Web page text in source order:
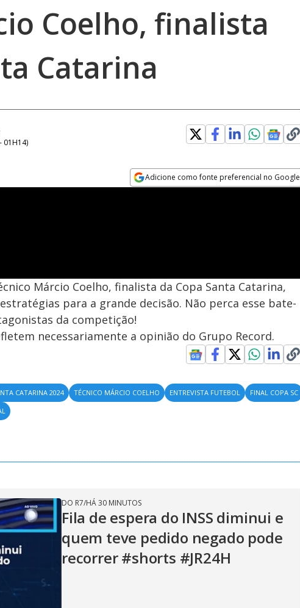
Coelho, finalista
Catarina
01H14)
Adicione como fonte preferencial no Google
Márcio Coelho, finalista da Copa Santa Catarina,
para a grande decisão. Não perca esse bate-
da competição!
necessariamente a opinião do Grupo Record.
CATARINA 2024 TÉCNICO MÁRCIO COELHO ENTREVISTA FUTEBOL
FINAL COPA SC
DO R7/HÁ 30 MINUTOS
Fila de espera do INSS diminui e
quem teve pedido negado pode
recorrer #shorts #JR24H